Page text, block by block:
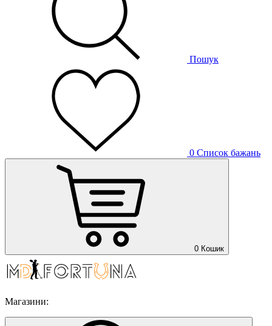
Пошук
0 Список бажань
0 Кошик
Магазини: